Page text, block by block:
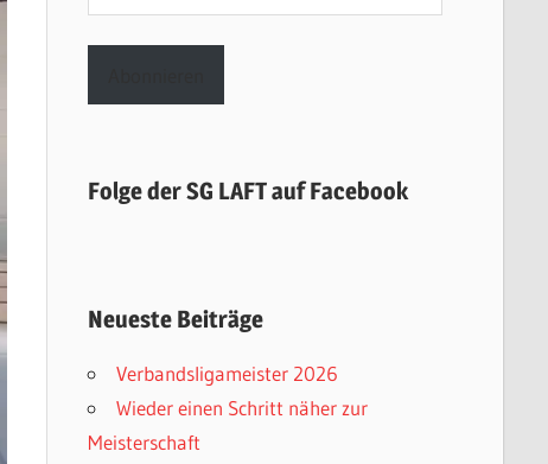
Mail-
Adresse
Folge der SG LAFT auf Facebook
Neueste Beiträge
Verbandsligameister 2026
Wieder einen Schritt näher zur
Meisterschaft